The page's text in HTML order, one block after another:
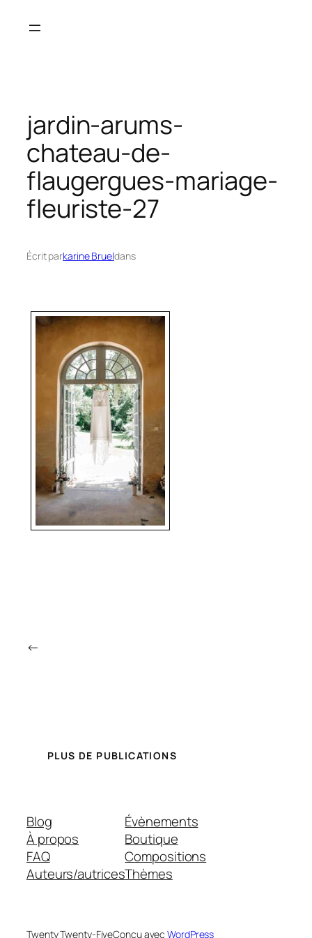
jardin-arums-
chateau-de-
flaugergues-mariage-
fleuriste-27
Écrit parkarine Brueldans
←
PLUS DE PUBLICATIONS
Blog
À propos
FAQ
Auteurs/autrices
Évènements
Boutique
Compositions
Thèmes
Twenty Twenty-FiveConçu avecWordPress